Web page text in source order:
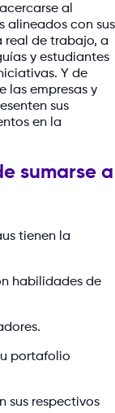
al
con sus
real de trabajo, a
y estudiantes
Y de
las empresas y
sus
en la
sumarse a
tienen la
habilidades de
portafolio
sus respectivos